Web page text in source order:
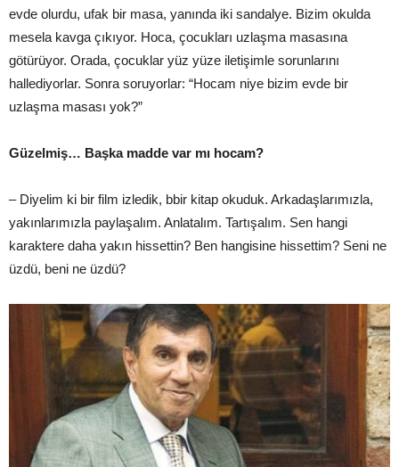
evde olurdu, ufak bir masa, yanında iki sandalye. Bizim okulda
mesela kavga çıkıyor. Hoca, çocukları uzlaşma masasına
götürüyor. Orada, çocuklar yüz yüze iletişimle sorunlarını
hallediyorlar. Sonra soruyorlar: “Hocam niye bizim evde bir
uzlaşma masası yok?”
Güzelmiş… Başka madde var mı hocam?
– Diyelim ki bir film izledik, bbir kitap okuduk. Arkadaşlarımızla,
yakınlarımızla paylaşalım. Anlatalım. Tartışalım. Sen hangi
karaktere daha yakın hissettin? Ben hangisine hissettim? Seni ne
üzdü, beni ne üzdü?